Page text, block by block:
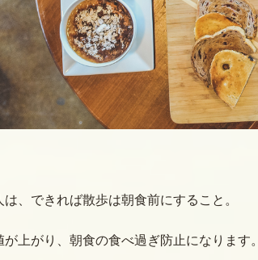
、できれば散歩は朝食前にすること。
上がり、朝食の食べ過ぎ防止になります。